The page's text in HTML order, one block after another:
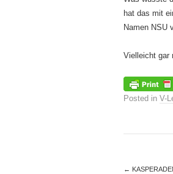
hat das mit
Namen NSU
Vielleicht gar
Posted in V-
←